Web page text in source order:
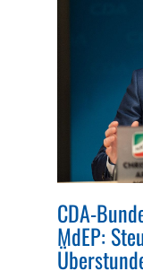
CDA-
MdEP: